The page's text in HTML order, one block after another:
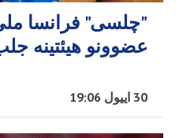
"چلسی" فرانسا
عضوونو هیئتینه
30 اییول 19:06